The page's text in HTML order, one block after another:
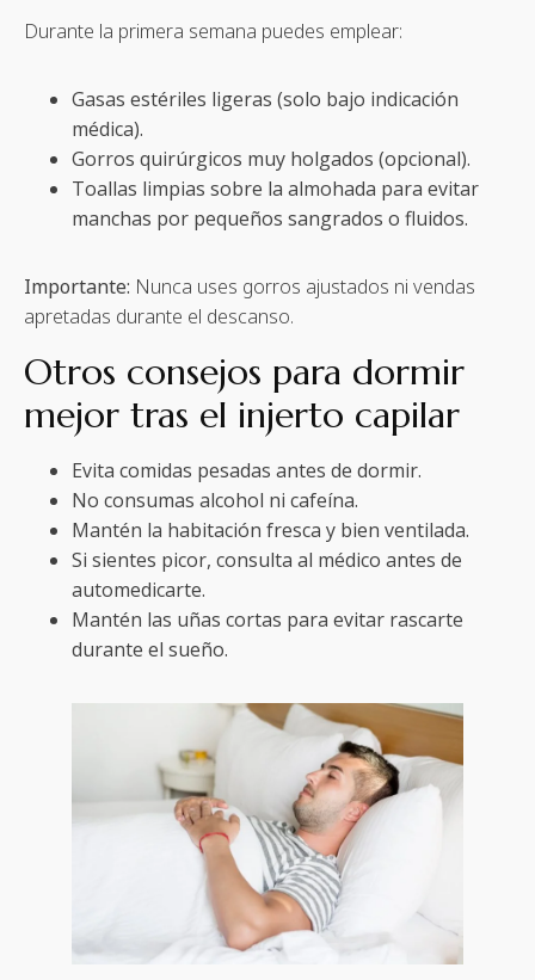
Durante la primera semana puedes emplear:
Gasas estériles ligeras (solo bajo indicación
médica).
Gorros quirúrgicos muy holgados (opcional).
Toallas limpias sobre la almohada para evitar
manchas por pequeños sangrados o fluidos.
Importante: Nunca uses gorros ajustados ni vendas
apretadas durante el descanso.
Otros consejos para dormir
mejor tras el injerto capilar
Evita comidas pesadas antes de dormir.
No consumas alcohol ni cafeína.
Mantén la habitación fresca y bien ventilada.
Si sientes picor, consulta al médico antes de
automedicarte.
Mantén las uñas cortas para evitar rascarte
durante el sueño.